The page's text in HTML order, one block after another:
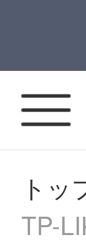
トッ
TP-